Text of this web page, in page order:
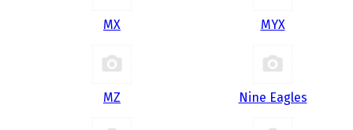
MX MYX
MZ Nine Eagles